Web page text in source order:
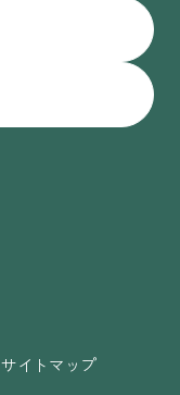
サイトマップ